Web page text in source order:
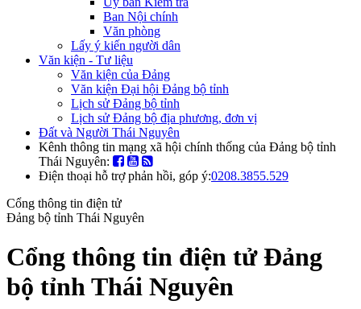
Ban Nội chính
Văn phòng
Lấy ý kiến người dân
Văn kiện - Tư liệu
Văn kiện của Đảng
Văn kiện Đại hội Đảng bộ tỉnh
Lịch sử Đảng bộ tỉnh
Lịch sử Đảng bộ địa phương, đơn vị
Đất và Người Thái Nguyên
Kênh thông tin mạng xã hội chính thống của Đảng bộ tỉnh
Thái Nguyên:
Điện thoại hỗ trợ phản hồi, góp ý:0208.3855.529
Cổng thông tin điện tử
Đảng bộ tỉnh Thái Nguyên
Cổng thông tin điện tử Đảng
bộ tỉnh Thái Nguyên